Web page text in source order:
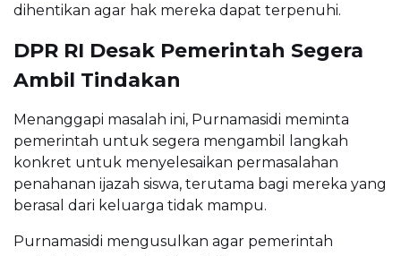
dihentikan agar hak mereka dapat terpenuhi.
DPR RI Desak Pemerintah Segera
Ambil Tindakan
Menanggapi masalah ini, Purnamasidi meminta
pemerintah untuk segera mengambil langkah
konkret untuk menyelesaikan permasalahan
penahanan ijazah siswa, terutama bagi mereka yang
berasal dari keluarga tidak mampu.
Purnamasidi mengusulkan agar pemerintah